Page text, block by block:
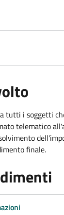
tutti i soggetti
telematico
finale.